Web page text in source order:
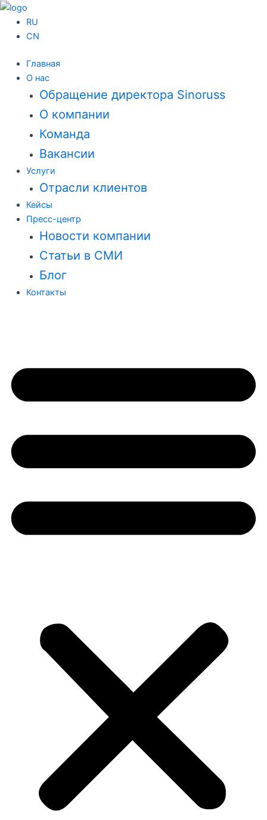
Перейти
содержимому
RU
CN
Главная
О нас
Обращение директора Sinoruss
О компании
Команда
Вакансии
Услуги
Отрасли клиентов
Кейсы
Пресс-центр
Новости компании
Статьи в СМИ
Блог
Контакты